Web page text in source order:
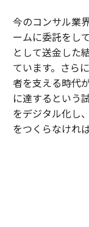
今のコンサル業
ームに委託をし
として送金した
ています。さら
者を支える時代
に達するという
をデジタル化し
をつくらなけれ